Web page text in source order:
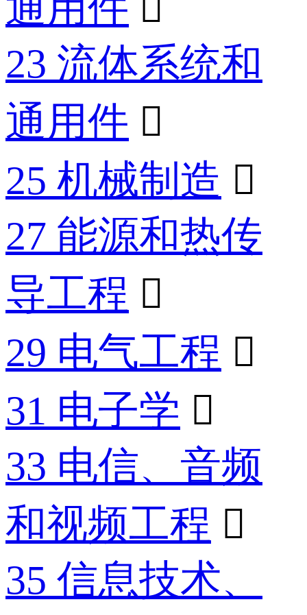
23 流体系统和
通用件 
25 机械制造 
27 能源和热传
导工程 
29 电气工程 
31 电子学 
33 电信、音频
和视频工程 
35 信息技术、